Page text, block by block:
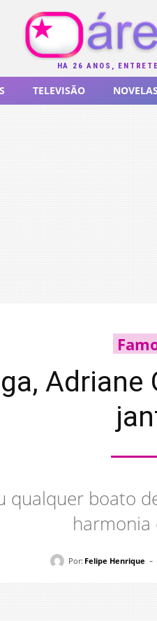
HÁ 26 ANOS,
TELEVISÃO NOVELAS
Adriane
qualquer boato
Por: Felipe Henrique -